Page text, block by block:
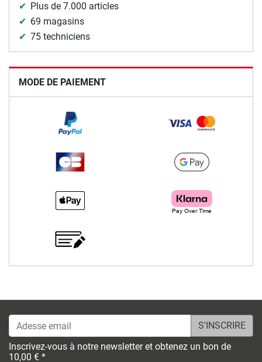
Plus de 7.000 articles
69 magasins
75 techniciens
MODE DE PAIEMENT
Adesse email
Inscrivez-vous à notre newsletter et obtenez un bon de
10,00 € *